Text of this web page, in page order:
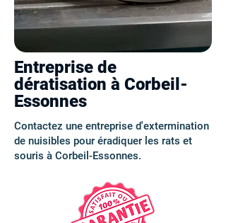
Entreprise de
dératisation à Corbeil-
Essonnes
Contactez une entreprise d'extermination
de nuisibles pour éradiquer les rats et
souris à Corbeil-Essonnes.